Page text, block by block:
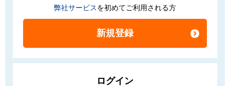
弊社サービスを初めてご利用される方
ログイン